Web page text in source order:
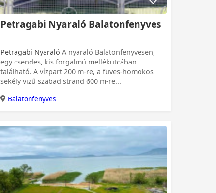
0 Ft
Petragabi Nyaraló Balatonfenyves
Petragabi Nyaraló
egy csendes, kis forgalmú mellékutcában
található. A vízpart 200 m-re, a füves-homokos
sekély vizű szabad strand 600 m-re...
Balatonfenyves